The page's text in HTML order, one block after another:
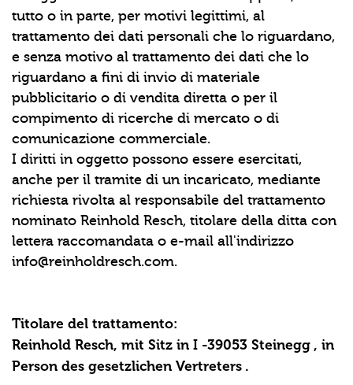
tutto o in parte, per motivi legittimi, al
trattamento dei dati personali che lo riguardano,
e senza motivo al trattamento dei dati che lo
riguardano a fini di invio di materiale
pubblicitario o di vendita diretta o per il
compimento di ricerche di mercato o di
comunicazione commerciale.
I diritti in oggetto possono essere esercitati,
anche per il tramite di un incaricato, mediante
richiesta rivolta al responsabile del trattamento
nominato Reinhold Resch, titolare della ditta con
lettera raccomandata o e-mail all'indirizzo
info@reinholdresch.com.
Titolare del trattamento:
Reinhold Resch, mit Sitz in I -39053 Steinegg , in
Person des gesetzlichen Vertreters .